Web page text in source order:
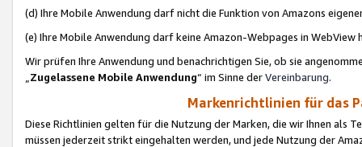
(d) Ihre Mobile Anwendung darf nicht die Funktion von Amazons
(e) Ihre Mobile Anwendung darf keine Amazon-Webpages in WebView
Wir prüfen Ihre Anwendung und benachrichtigen Sie, ob sie
„Zugelassene Mobile Anwendung“ im Sinne derVereinbarung.
Markenrichtlinien für das
Diese Richtlinien gelten für die Nutzung der Marken, die wir Ihnen als
müssen jederzeit strikt eingehalten werden, und jede Nutzung der